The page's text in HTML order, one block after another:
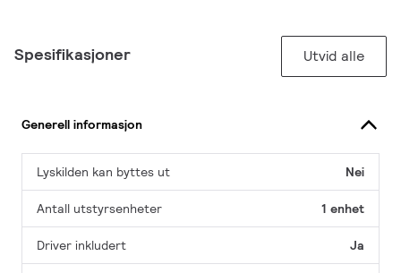
Spesifikasjoner Utvid alle
Generell informasjon
Lyskilden kan byttes ut Nei
Antall utstyrsenheter 1 enhet
Driver inkludert Ja